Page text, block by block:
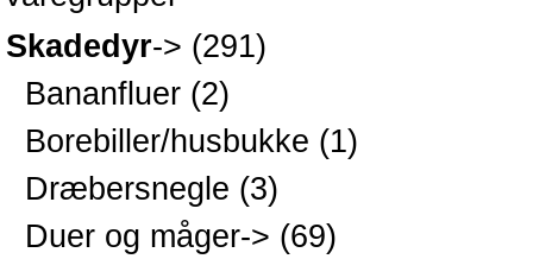
Skadedyr-> (291)
Bananfluer (2)
Borebiller/husbukke (1)
Dræbersnegle (3)
Duer og måger-> (69)